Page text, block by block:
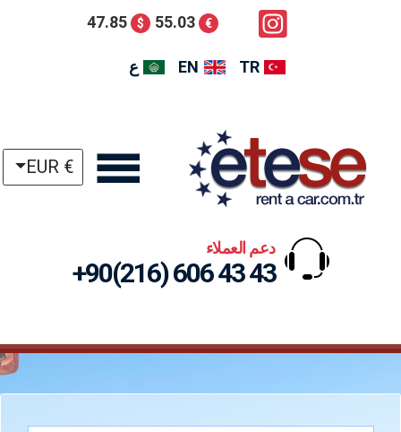
€
55.03
$
47.85
TR
EN ع
€ EUR
دعم العملاء
+90(216) 606 43 43